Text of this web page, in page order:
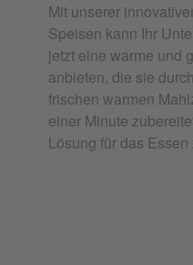
Mit unserer
Speisen kann Ihr
jetzt eine warme und
anbieten, die sie
frischen warmen
einer Minute
Lösung für das